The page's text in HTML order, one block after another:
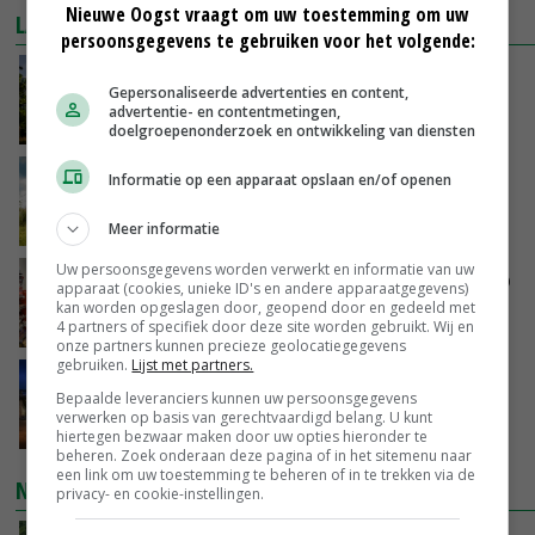
LAATSTE NIEUWS
minister spreekt van ‘ondernemersrisico’
GISTEREN, 16:27
‘Rendement van Krullvarkens komt van de
GISTEREN, 15:30
Oorlogen en El Niño stuwen voedselprijzen op
GISTEREN, 15:04
Nettowinst Royal A-ware onder druk ondanks
hogere omzet
GISTEREN, 14:35
NIEUWSTE VIDEO'S
Nieuwe Oogst vraagt om uw toestemming om uw
persoonsgegevens te gebruiken voor het volgende:
Gepersonaliseerde advertenties en content,
advertentie- en contentmetingen,
doelgroepenonderzoek en ontwikkeling van diensten
Informatie op een apparaat opslaan en/of openen
Meer informatie
Uw persoonsgegevens worden verwerkt en informatie van uw
apparaat (cookies, unieke ID's en andere apparaatgegevens)
kan worden opgeslagen door, geopend door en gedeeld met
4 partners of specifiek door deze site worden gebruikt. Wij en
onze partners kunnen precieze geolocatiegegevens
gebruiken. Lijst met partners.
Bepaalde leveranciers kunnen uw persoonsgegevens
verwerken op basis van gerechtvaardigd belang. U kunt
hiertegen bezwaar maken door uw opties hieronder te
beheren. Zoek onderaan deze pagina of in het sitemenu naar
een link om uw toestemming te beheren of in te trekken via de
privacy- en cookie-instellingen.